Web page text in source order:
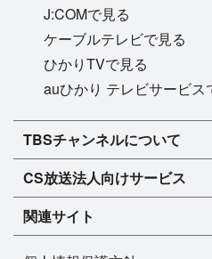
J:COMで見る
ケーブルテレビで見る
ひかりTVで見る
auひかり テレビサービス
TBSチャンネル1
TBSチャンネル2
マンスリーガイド［PDF］
TBSチャンネルについて
TBSチャンネルについて
FAQ・よくあるご質問
インフォメーション
CS放送法人向けサービス
法人向けサービスについて
TBSチャンネル1
TBSチャンネル2
ドラマ
バラエティ
関連サイト